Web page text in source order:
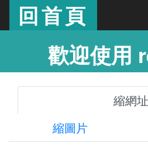
回首頁
歡迎使用
縮網址
縮圖片